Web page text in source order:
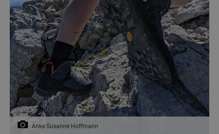
Anke Susanne Hoffmann